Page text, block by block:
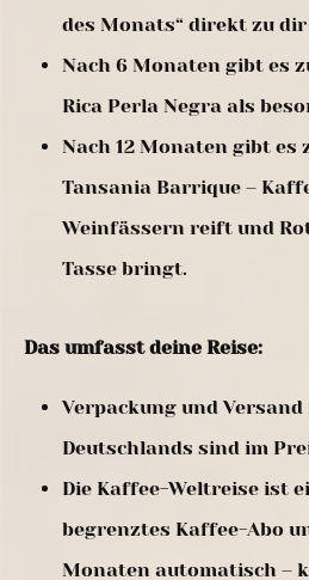
des Monats“ direkt zu dir
Nach 6 Monaten gibt es
Rica Perla Negra als
Nach 12 Monaten gibt es
Tansania Barrique –
Weinfässern reift und
Tasse bringt.
Das umfasst deine Reise:
Verpackung und
Deutschlands sind im
Die Kaffee-Weltreise ist
begrenztes Kaffee-Abo
Monaten automatisch –